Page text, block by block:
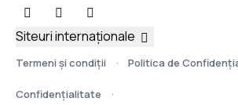
Termeni şi condiţii Politica de
Confidențialitate
Siteuri internaționale